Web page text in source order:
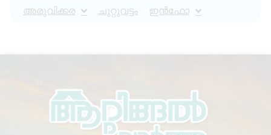
അരുവിക്കര ചുറ്റുവട്ടം ഇൻഫോ